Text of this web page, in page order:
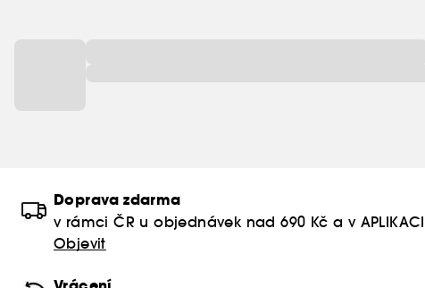
Doprava zdarma
v rámci ČR u objednávek nad 690 Kč a v APLIKACI
Objevit